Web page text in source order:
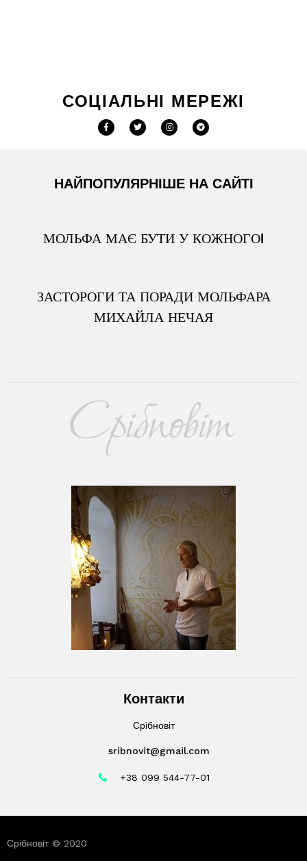
СОЦІАЛЬНІ МЕРЕЖІ
НАЙПОПУЛЯРНІШЕ НА САЙТІ
МОЛЬФА МАЄ БУТИ У КОЖНОГО!
ЗАСТОРОГИ ТА ПОРАДИ МОЛЬФАРА
МИХАЙЛА НЕЧАЯ
Контакти
Срібновіт
sribnovit@gmail.com
+38 099 544-77-01
Срібновіт © 2020